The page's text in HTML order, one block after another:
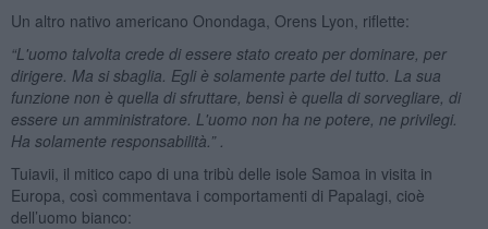
Un altro nativo americano Onondaga, Orens Lyon, riflette:
“L'uomo talvolta crede di essere stato creato per dominare, per
dirigere. Ma si sbaglia. Egli è solamente parte del tutto. La sua
funzione non è quella di sfruttare, bensì è quella di sorvegliare, di
essere un amministratore. L'uomo non ha ne potere, ne privilegi.
Ha solamente responsabilità.” .
Tuiavii, il mitico capo di una tribù delle isole Samoa in visita in
Europa, così commentava i comportamenti di Papalagi, cioè
dell’uomo bianco: